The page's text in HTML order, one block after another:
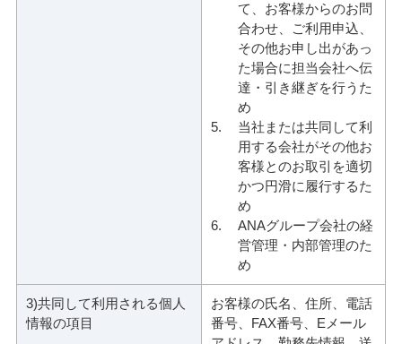
て、お客様からのお問
合わせ、ご利用申込、
その他お申し出があっ
た場合に担当会社へ伝
達・引き継ぎを行うた
め
当社または共同して利
用する会社がその他お
客様とのお取引を適切
かつ円滑に履行するた
め
ANAグループ会社の経
営管理・内部管理のた
め
3)共同して利用される個人
情報の項目
お客様の氏名、住所、電話
番号、FAX番号、Eメール